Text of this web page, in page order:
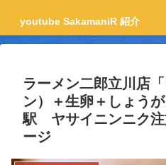
youtube SakamaniR 紹介
ラーメン二郎立川店
ン）＋生卵＋しょう
駅 ヤサイニンニク注
ージ